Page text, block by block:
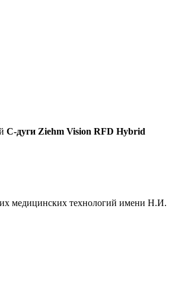
С-дуги Ziehm Vision RFD Hybrid
медицинских технологий имени Н.И.